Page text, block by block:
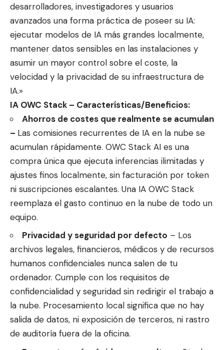
desarrolladores, investigadores y usuarios
avanzados una forma práctica de poseer su IA:
ejecutar modelos de IA más grandes localmente,
mantener datos sensibles en las instalaciones y
asumir un mayor control sobre el coste, la
velocidad y la privacidad de su infraestructura de
IA.»
IA OWC Stack – Características/Beneficios:
Ahorros de costes que realmente se acumulan
– Las comisiones recurrentes de IA en la nube se
acumulan rápidamente. OWC Stack AI es una
compra única que ejecuta inferencias ilimitadas y
ajustes finos localmente, sin facturación por token
ni suscripciones escalantes. Una IA OWC Stack
reemplaza el gasto continuo en la nube de todo un
equipo.
Privacidad y seguridad por defecto – Los
archivos legales, financieros, médicos y de recursos
humanos confidenciales nunca salen de tu
ordenador. Cumple con los requisitos de
confidencialidad y seguridad sin redirigir el trabajo a
la nube. Procesamiento local significa que no hay
salida de datos, ni exposición de terceros, ni rastro
de auditoría fuera de la oficina.